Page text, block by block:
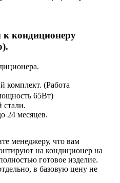
кондиционеру
комплект. (Работа
65Вт)
24 месяцев.
менеджеру, что вам
на кондиционер на
готовое изделие.
в базовую цену не